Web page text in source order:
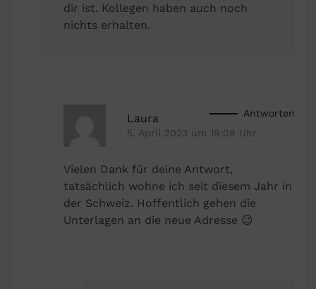
dir ist. Kollegen haben auch noch
nichts erhalten.
Laura
5. April 2023 um 19:08 Uhr
Antworten
Vielen Dank für deine Antwort,
tatsächlich wohne ich seit diesem Jahr in
der Schweiz. Hoffentlich gehen die
Unterlagen an die neue Adresse 😉